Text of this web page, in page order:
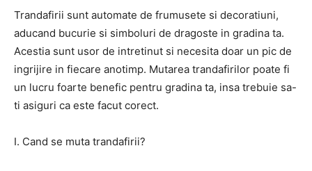
Trandafirii sunt automate de frumusete si decoratiuni,
aducand bucurie si simboluri de dragoste in gradina ta.
Acestia sunt usor de intretinut si necesita doar un pic de
ingrijire in fiecare anotimp. Mutarea trandafirilor poate fi
un lucru foarte benefic pentru gradina ta, insa trebuie sa-
ti asiguri ca este facut corect.
I. Cand se muta trandafirii?